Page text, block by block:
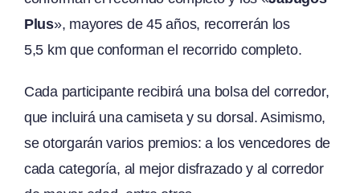
Plus», mayores de 45 años, recorrerán los
5,5 km que conforman el recorrido completo.
Cada participante recibirá una bolsa del corredor,
que incluirá una camiseta y su dorsal. Asimismo,
se otorgarán varios premios: a los vencedores de
cada categoría, al mejor disfrazado y al corredor